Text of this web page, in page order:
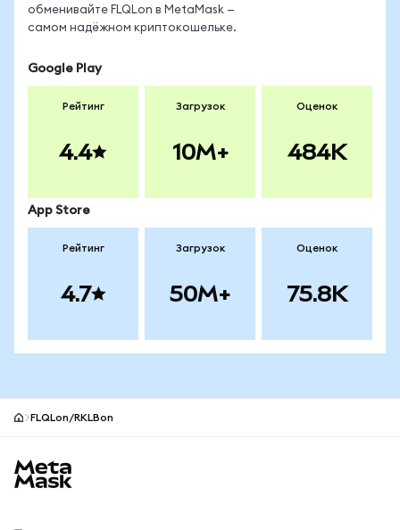
обменивайте FLQLon в MetaMask —
самом надёжном криптокошельке.
Google Play
Рейтинг
4.4
Загрузок
10M+
Оценок
484K
App Store
Рейтинг
4.7
Загрузок
50M+
Оценок
75.8K
FLQLon/RKLBon